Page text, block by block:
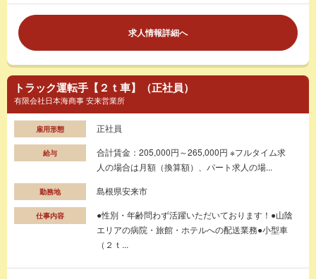
求人情報詳細へ
トラック運転手【２ｔ車】（正社員）
有限会社日本海商事 安来営業所
雇用形態 正社員
給与
合計賃金：205,000円～265,000円 ※フルタイム求
人の場合は月額（換算額）、パート求人の場...
勤務地 島根県安来市
仕事内容
●性別・年齢問わず活躍いただいております！●山陰
エリアの病院・旅館・ホテルへの配送業務●小型車
（２ｔ...